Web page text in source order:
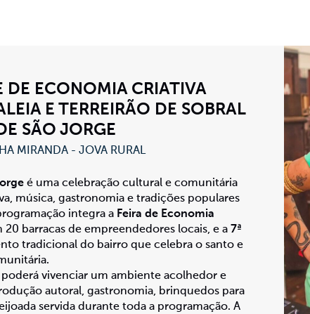
DE ECONOMIA CRIATIVA
E TERREIRÃO DE SOBRAL
SÃO JORGE
MIRANDA - JOVA RURAL
é uma celebração cultural e comunitária
música, gastronomia e tradições populares
integra a Feira de Economia
20 barracas de empreendedores locais, e a 7ª
tradicional do bairro que celebra o santo e
vivenciar um ambiente acolhedor e
autoral, gastronomia, brinquedos para
servida durante toda a programação. A